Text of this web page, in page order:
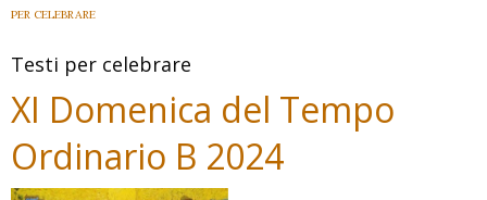
B
PER CELEBRARE
Testi per celebrare
XI Domenica del Tempo
Ordinario B 2024